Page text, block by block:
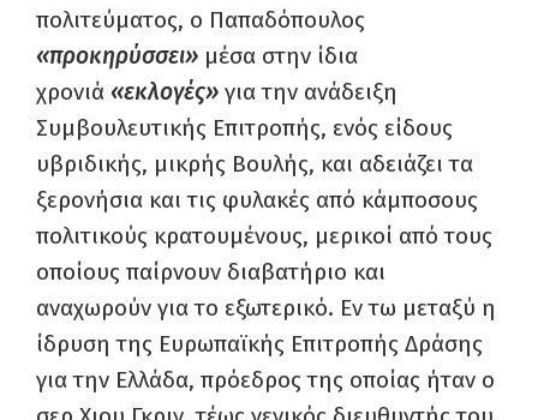
πολιτεύματος, ο Παπαδόπουλος
«προκηρύσσει» μέσα στην ίδια
χρονιά «εκλογές» για την ανάδειξη
Συμβουλευτικής Επιτροπής, ενός είδους
υβριδικής, μικρής Βουλής, και αδειάζει τα
ξερονήσια και τις φυλακές από κάμποσους
πολιτικούς κρατουμένους, μερικοί από τους
οποίους παίρνουν διαβατήριο και
αναχωρούν για το εξωτερικό. Εν τω μεταξύ η
ίδρυση της Ευρωπαϊκής Επιτροπής Δράσης
για την Ελλάδα, πρόεδρος της οποίας ήταν ο